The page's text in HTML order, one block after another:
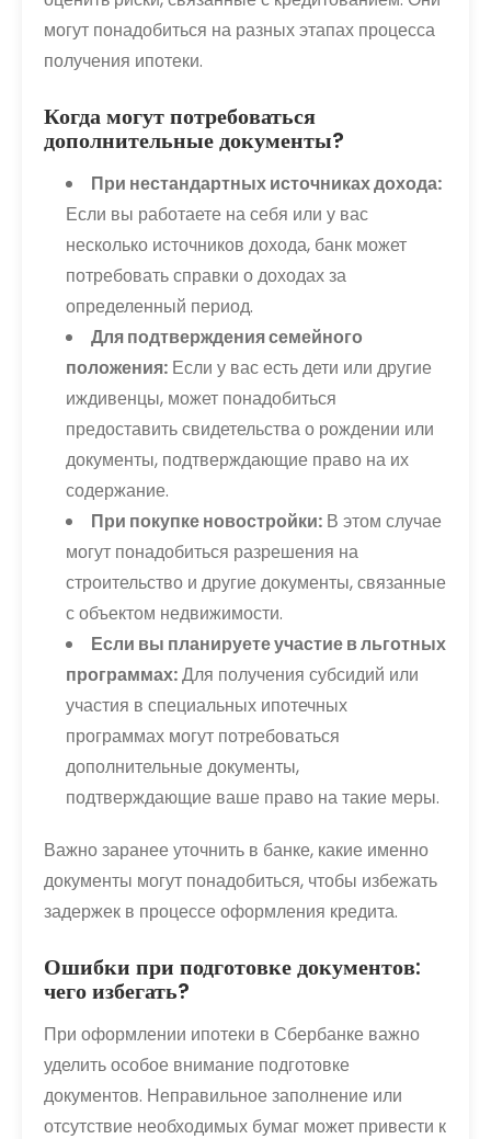
могут понадобиться на разных этапах процесса
получения ипотеки.
Когда могут потребоваться
дополнительные документы?
При нестандартных источниках дохода:
Если вы работаете на себя или у вас
несколько источников дохода, банк может
потребовать справки о доходах за
определенный период.
Для подтверждения семейного
положения: Если у вас есть дети или другие
иждивенцы, может понадобиться
предоставить свидетельства о рождении или
документы, подтверждающие право на их
содержание.
При покупке новостройки: В этом случае
могут понадобиться разрешения на
строительство и другие документы, связанные
с объектом недвижимости.
Если вы планируете участие в льготных
программах:Для получения субсидий или
участия в специальных ипотечных
программах могут потребоваться
дополнительные документы,
подтверждающие ваше право на такие меры.
Важно заранее уточнить в банке, какие именно
документы могут понадобиться, чтобы избежать
задержек в процессе оформления кредита.
Ошибки при подготовке документов:
чего избегать?
При оформлении ипотеки в Сбербанке важно
уделить особое внимание подготовке
документов. Неправильное заполнение или
отсутствие необходимых бумаг может привести к